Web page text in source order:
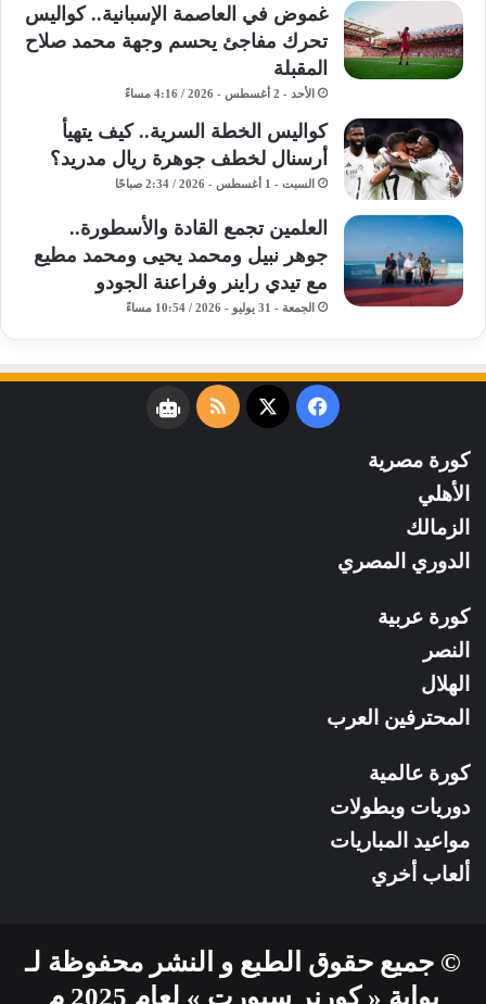
غموض في العاصمة الإسبانية.. كواليس
تحرك مفاجئ يحسم وجهة محمد صلاح
المقبلة
الأحد - 2 أغسطس - 2026 / 4:16 مساءً
كواليس الخطة السرية.. كيف يتهيأ
أرسنال لخطف جوهرة ريال مدريد؟
السبت - 1 أغسطس - 2026 / 2:34 صباحًا
​العلمين تجمع القادة والأسطورة..
جوهر نبيل ومحمد يحيى ومحمد مطيع
مع تيدي راينر وفراعنة الجودو ​
الجمعة - 31 يوليو - 2026 / 10:54 مساءً
فيسبوك
‫X
ملخصنبض
كورة مصرية
الأهلي
الزمالك
الدوري المصري
كورة عربية
النصر
الهلال
المحترفين العرب
كورة عالمية
دوريات وبطولات
مواعيد المباريات
ألعاب أخري
© جميع حقوق الطبع و النشر محفوظة لـ
بوابة « كورنر سبورت » لعام 2025 م